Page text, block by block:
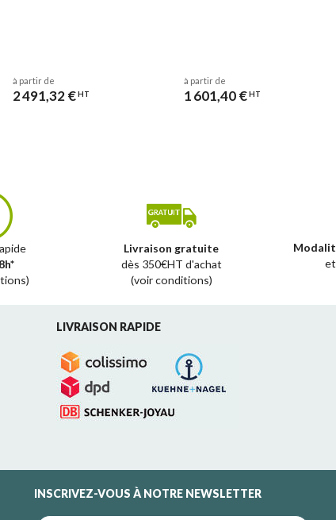
à partir de
2 491,32 €HT
à partir de
1 601,40 €HT
Livraison gratuite
dès 350€HT d'achat
(voir conditions)
LIVRAISON RAPIDE
INSCRIVEZ-VOUS À NOTRE NEWSLETTER